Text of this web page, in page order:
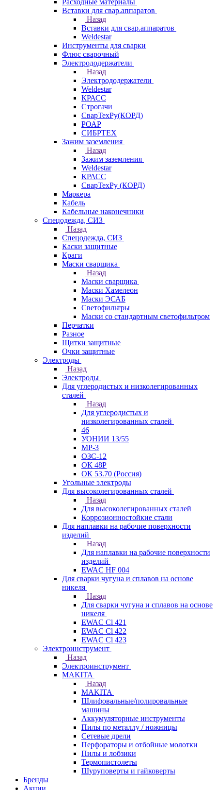
Расходные материалы
Вставки для свар.аппаратов
Назад
Вставки для свар.аппаратов
Weldestar
Инструменты для сварки
Флюс сварочный
Электрододержатели
Назад
Электрододержатели
Weldestar
КРАСС
Строгачи
СварТехРу(КОРД)
РОАР
СИБРТЕХ
Зажим заземления
Назад
Зажим заземления
Weldestar
КРАСС
СварТехРу (КОРД)
Маркера
Кабель
Кабельные наконечники
Спецодежда, СИЗ
Назад
Спецодежда, СИЗ
Каски защитные
Краги
Маски сварщика
Назад
Маски сварщика
Маски Хамелеон
Маски ЭСАБ
Светофильтры
Маски со стандартным светофильтром
Перчатки
Разное
Щитки защитные
Очки защитные
Электроды
Назад
Электроды
Для углеродистых и низколегированных
сталей
Назад
Для углеродистых и
низколегированных сталей
46
УОНИИ 13/55
МР-3
ОЗС-12
ОК 48Р
ОК 53.70 (Россия)
Угольные электроды
Для высоколегированных сталей
Назад
Для высоколегированных сталей
Коррозионностойкие стали
Для наплавки на рабочие поверхности
изделий
Назад
Для наплавки на рабочие поверхности
изделий
EWAC HF 004
Для сварки чугуна и сплавов на основе
никеля
Назад
Для сварки чугуна и сплавов на основе
никеля
EWAC Cl 421
EWAC Cl 422
EWAC Cl 423
Электроинструмент
Назад
Электроинструмент
МAKITA
Назад
МAKITA
Шлифовальные/полировальные
машины
Аккумуляторные инструменты
Пилы по металлу / ножницы
Сетевые дрели
Перфораторы и отбойные молотки
Пилы и лобзики
Термопистолеты
Шуруповерты и гайковерты
Бренды
Акции